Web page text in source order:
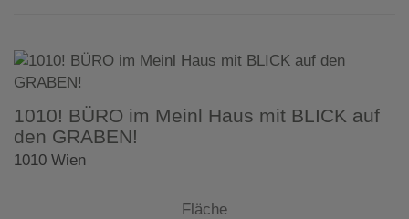
1010! BÜRO im Meinl Haus mit BLICK auf
den GRABEN!
1010 Wien
Fläche